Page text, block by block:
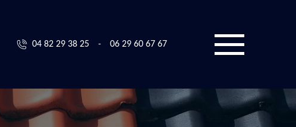
04 82 29 38 25 - 06 29 60 67 67